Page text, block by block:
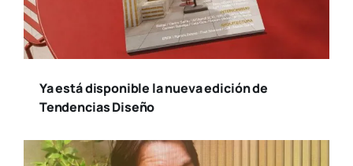
Ya está disponible la nueva edición de
Tendencias Diseño